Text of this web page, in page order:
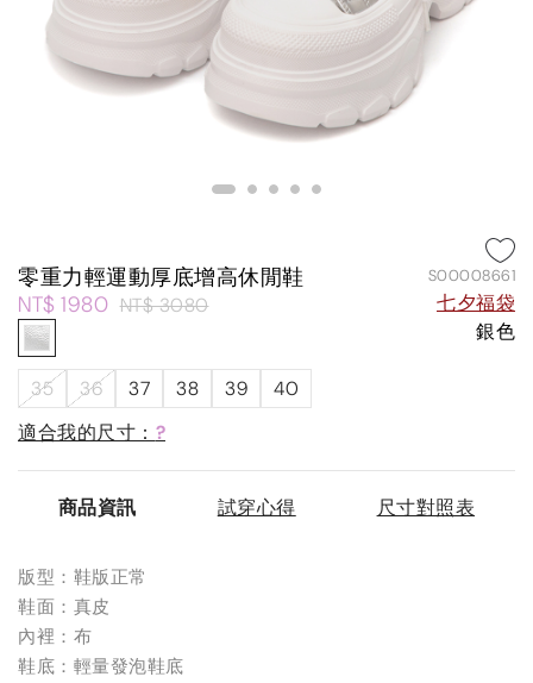
零重力輕運動厚底增高休閒鞋 S00008661
NT$ 1980 NT$ 3080
七夕福袋
銀色
35 36 37 38 39
40
適合我的尺寸： ?
商品資訊 試穿心得 尺寸對照表
版型：鞋版正常
鞋面：真皮
內裡：布
鞋底：輕量發泡鞋底